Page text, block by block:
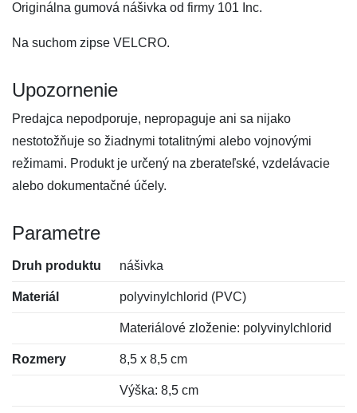
Originálna gumová nášivka od firmy 101 Inc.
Na suchom zipse VELCRO.
Upozornenie
Predajca nepodporuje, nepropaguje ani sa nijako
nestotožňuje so žiadnymi totalitnými alebo vojnovými
režimami. Produkt je určený na zberateľské, vzdelávacie
alebo dokumentačné účely.
Parametre
Druh produktu nášivka
Materiál polyvinylchlorid (PVC)
Materiálové zloženie: polyvinylchlorid
Rozmery 8,5 x 8,5 cm
Výška: 8,5 cm